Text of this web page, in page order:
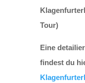
Tour)
Eine
findest du